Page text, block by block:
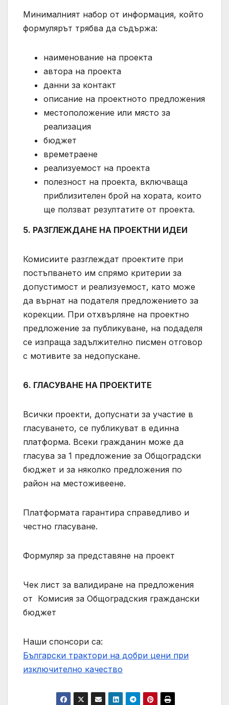
Минималният набор от информация, който
формулярът трябва да съдържа:
наименование на проекта
автора на проекта
данни за контакт
описание на проектното предложения
местоположение или място за
реализация
бюджет
времетраене
реализуемост на проекта
полезност на проекта, включваща
приблизителен брой на хората, които
ще ползват резултатите от проекта.
5. РАЗГЛЕЖДАНЕ НА ПРОЕКТНИ ИДЕИ
Комисиите разглеждат проектите при
постъпването им спрямо критерии за
допустимост и реализуемост, като може
да върнат на подателя предложението за
корекции. При отхвърляне на проектно
предложение за публикуване, на подаделя
се изпраща задължително писмен отговор
с мотивите за недопускане.
6. ГЛАСУВАНЕ НА ПРОЕКТИТЕ
Всички проекти, допуснати за участие в
гласуването, се публикуват в единна
платформа. Всеки гражданин може да
гласува за 1 предложение за Общоградски
бюджет и за няколко предложения по
район на местоживеене.
Платформата гарантира справедливо и
честно гласуване.
Формуляр за представяне на проект
Чек лист за валидиране на предложения
от Комисия за Общоградския граждански
бюджет
Наши спонсори са:
Български трактори на добри цени при
изключително качество